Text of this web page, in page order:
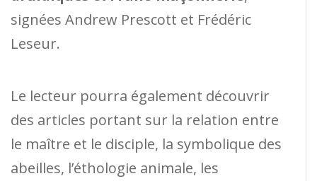
signées Andrew Prescott et Frédéric
Leseur.
Le lecteur pourra également découvrir
des articles portant sur la relation entre
le maître et le disciple, la symbolique des
abeilles, l’éthologie animale, les